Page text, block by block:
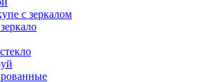
с зеркалом